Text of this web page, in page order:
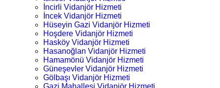
İncirli Vidanjör Hizmeti
İncek Vidanjör Hizmeti
Hüseyin Gazi Vidanjör Hizmeti
Hoşdere Vidanjör Hizmeti
Hasköy Vidanjör Hizmeti
Hasanoğlan Vidanjör Hizmeti
Hamamönü Vidanjör Hizmeti
Güneşevler Vidanjör Hizmeti
Gölbaşı Vidanjör Hizmeti